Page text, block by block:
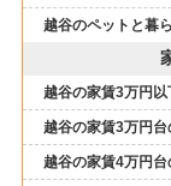
越谷のペットと暮
越谷の家賃3万円以
越谷の家賃3万円台
越谷の家賃4万円台